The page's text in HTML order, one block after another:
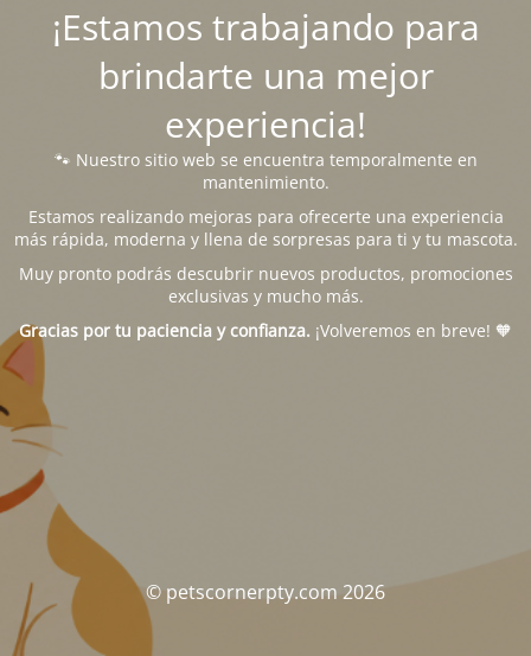
¡Estamos trabajando para
brindarte una mejor
experiencia!
🐾 Nuestro sitio web se encuentra temporalmente en
mantenimiento.
Estamos realizando mejoras para ofrecerte una experiencia
más rápida, moderna y llena de sorpresas para ti y tu mascota.
Muy pronto podrás descubrir nuevos productos, promociones
exclusivas y mucho más.
Gracias por tu paciencia y confianza. ¡Volveremos en breve! 🧡
© petscornerpty.com 2026